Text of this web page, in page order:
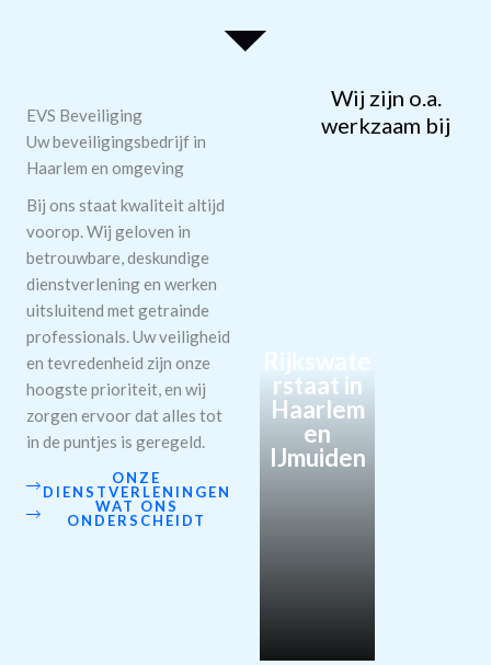
EVS Beveiliging
Uw beveiligingsbedrijf in
Haarlem en omgeving
Bij ons staat kwaliteit altijd
voorop. Wij geloven in
betrouwbare, deskundige
dienstverlening en werken
uitsluitend met getrainde
professionals. Uw veiligheid
en tevredenheid zijn onze
hoogste prioriteit, en wij
zorgen ervoor dat alles tot
in de puntjes is geregeld.
ONZE
DIENSTVERLENINGEN
WAT ONS
ONDERSCHEIDT
Wij zijn o.a.
werkzaam bij
Rijkswate
rstaat in
Haarlem
en
IJmuiden